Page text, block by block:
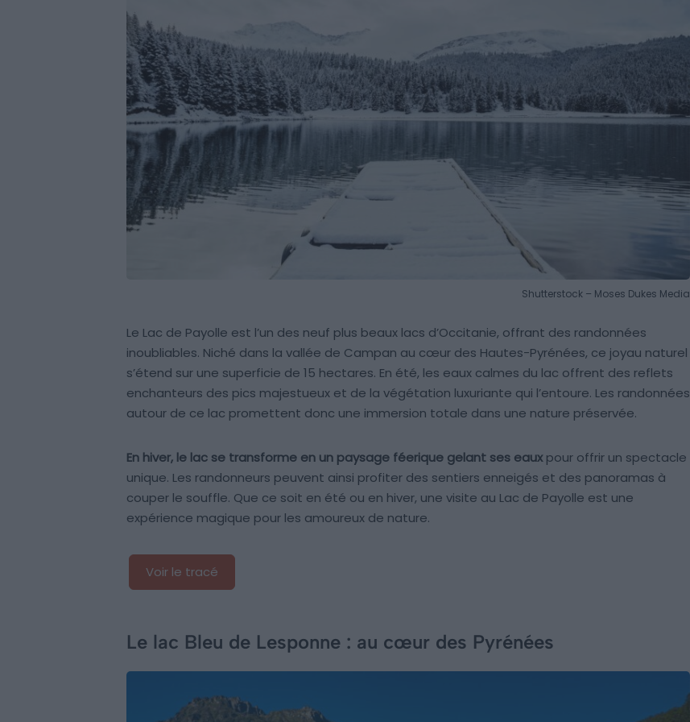
Shutterstock – Moses Dukes Media
Le Lac de Payolle est l’un des neuf plus beaux lacs d’Occitanie, offrant des randonnées
inoubliables. Niché dans la vallée de Campan au cœur des Hautes-Pyrénées, ce joyau naturel
s’étend sur une superficie de 15 hectares. En été, les eaux calmes du lac offrent des reflets
enchanteurs des pics majestueux et de la végétation luxuriante qui l’entoure. Les randonnées
autour de ce lac promettent donc une immersion totale dans une nature préservée.
En hiver, le lac se transforme en un paysage féerique gelant ses eauxpour offrir un spectacle
unique. Les randonneurs peuvent ainsi profiter des sentiers enneigés et des panoramas à
couper le souffle. Que ce soit en été ou en hiver, une visite au Lac de Payolle est une
expérience magique pour les amoureux de nature.
Voir le tracé
Le lac Bleu de Lesponne : au cœur des Pyrénées